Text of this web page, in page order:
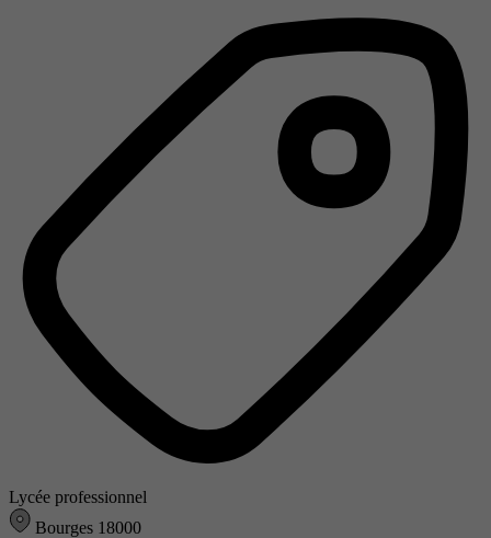
Lycée professionnel
Bourges 18000